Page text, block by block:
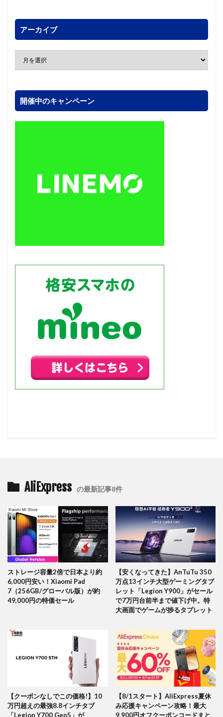
アーカイブ
開催中のキャンペーン
AliExpress の最新記事8件
ストレージ容量2倍で日本より約
6,000円安い！Xiaomi Pad
7（256GB/グローバル版）が約
49,000円の特価セール
【安くなってきた】AnTuTu 350
万点13インチ大型ゲーミングタブ
レット「Legion Y900」がセール
で7万円台前半まで値下げ中。特
大画面でゲームが捗るタブレット
【クーポンなしでこの価格!】10
万円超えの最強8.8インチタブ
「Legion Y700 Gen5」が
【8/1スタート】AliExpress夏休
み応援キャンペーン攻略！最大
9,900円オフクーポンコードまと